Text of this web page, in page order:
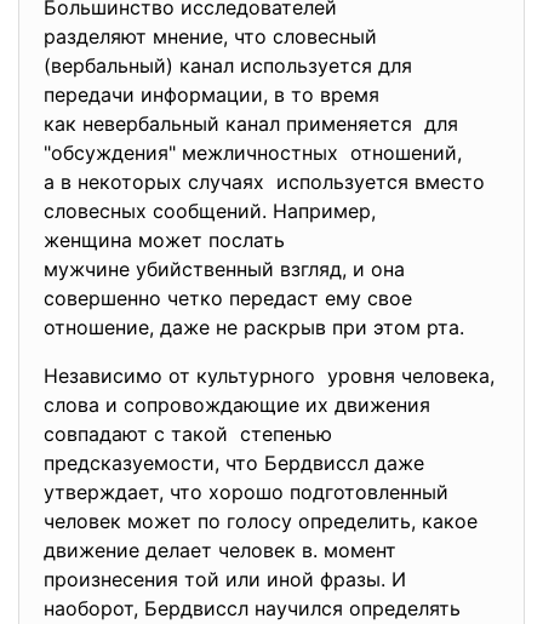
Большинство исследователей
разделяют мнение, что словесный
(вербальный) канал используется для
передачи информации, в то время
как невербальный канал применяется для
"обсуждения" межличностных отношений,
а в некоторых случаях используется вместо
словесных сообщений. Например,
женщина может послать
мужчине убийственный взгляд, и она
совершенно четко передаст ему свое
отношение, даже не раскрыв при этом рта.
Независимо от культурного уровня человека,
слова и сопровождающие их движения
совпадают с такой степенью
предсказуемости, что Бердвиссл даже
утверждает, что хорошо подготовленный
человек может по голосу определить, какое
движение делает человек в. момент
произнесения той или иной фразы. И
наоборот, Бердвиссл научился определять